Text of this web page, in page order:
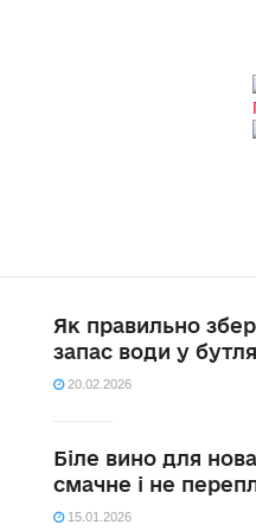
Як правильно
запас води у
20.02.2026
Біле вино для
смачне і не
15.01.2026